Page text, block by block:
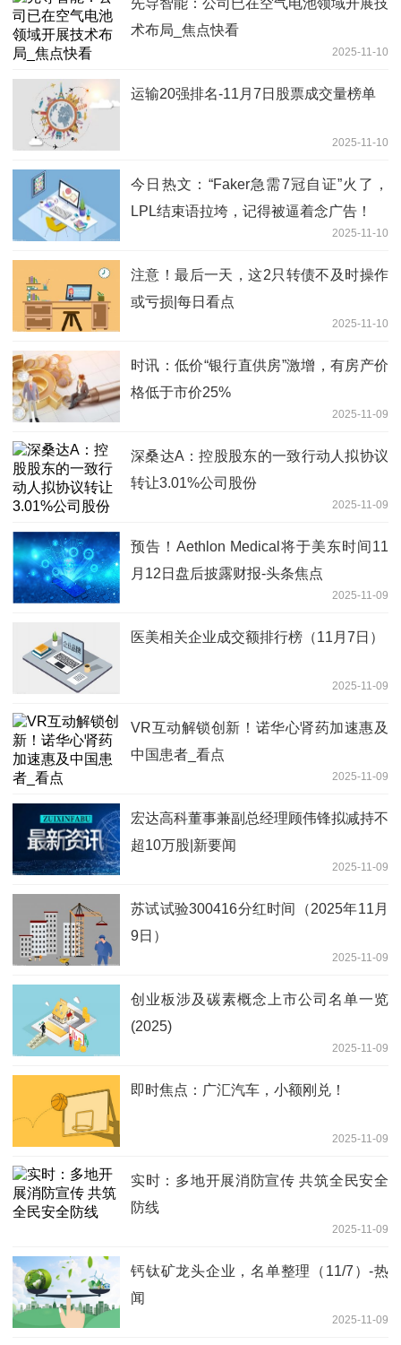
先导智能：公司已在空气电池领域开展技
术布局_焦点快看
2025-11-10
运输20强排名-11月7日股票成交量榜单
2025-11-10
今日热文：“Faker急需7冠自证”火了，
LPL结束语拉垮，记得被逼着念广告！
2025-11-10
注意！最后一天，这2只转债不及时操作
或亏损|每日看点
2025-11-10
时讯：低价“银行直供房”激增，有房产价
格低于市价25%
2025-11-09
深桑达A：控股股东的一致行动人拟协议
转让3.01%公司股份
2025-11-09
预告！Aethlon Medical将于美东时间11
月12日盘后披露财报-头条焦点
2025-11-09
医美相关企业成交额排行榜（11月7日）
2025-11-09
VR互动解锁创新！诺华心肾药加速惠及
中国患者_看点
2025-11-09
宏达高科董事兼副总经理顾伟锋拟减持不
超10万股|新要闻
2025-11-09
苏试试验300416分红时间（2025年11月
9日）
2025-11-09
创业板涉及碳素概念上市公司名单一览
(2025)
2025-11-09
即时焦点：广汇汽车，小额刚兑！
2025-11-09
实时：多地开展消防宣传 共筑全民安全
防线
2025-11-09
钙钛矿龙头企业，名单整理（11/7）-热
闻
2025-11-09